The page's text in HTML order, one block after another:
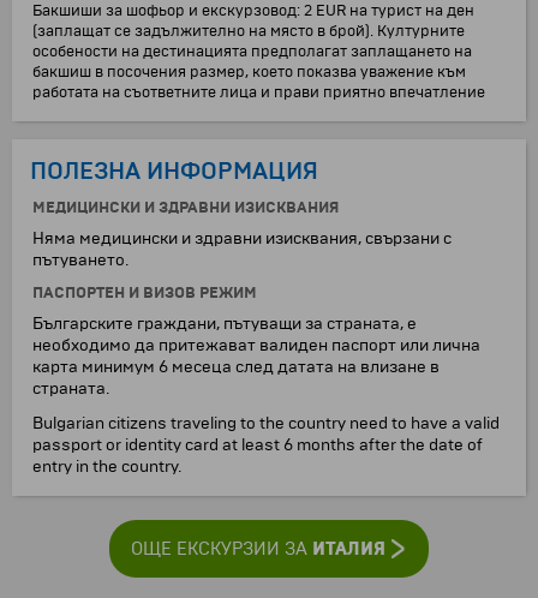
Бакшиши за шофьор и екскурзовод: 2 EUR на турист на ден
(заплащат се задължително на място в брой). Културните
особености на дестинацията предполагат заплащането на
бакшиш в посочения размер, което показва уважение към
работата на съответните лица и прави приятно впечатление
ПОЛЕЗНА ИНФОРМАЦИЯ
МЕДИЦИНСКИ И ЗДРАВНИ ИЗИСКВАНИЯ
Няма медицински и здравни изисквания, свързани с
пътуването.
ПАСПОРТЕН И ВИЗОВ РЕЖИМ
Българските граждани, пътуващи за страната, е
необходимо да притежават валиден паспорт или лична
карта минимум 6 месеца след датата на влизане в
страната.
Bulgarian citizens traveling to the country need to have a valid
passport or identity card at least 6 months after the date of
entry in the country.
ОЩЕ ЕКСКУРЗИИ ЗА ИТАЛИЯ